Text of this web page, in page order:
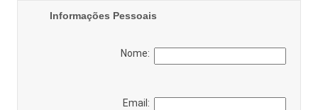
Informações Pessoais
Nome:
Email: